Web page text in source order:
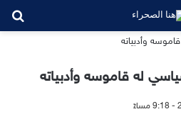
له قاموسه وأدبياته